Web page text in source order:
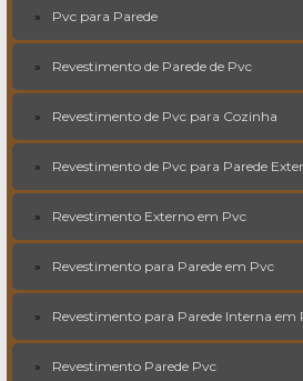
Pvc para Parede
Revestimento de Parede de Pvc
Revestimento de Pvc para Cozinha
Revestimento de Pvc para Parede
Revestimento Externo em Pvc
Revestimento para Parede em Pvc
Revestimento para Parede Interna em
Revestimento Parede Pvc